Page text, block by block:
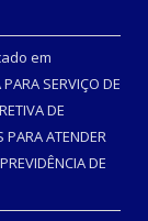
em
SERVIÇO DE
DE
PARA ATENDER
DE